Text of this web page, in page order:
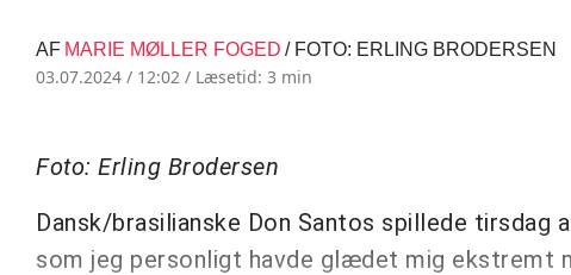
AF MARIE MØLLER FOGED / FOTO: ERLING BRODERSEN
03.07.2024 / 12:02 / Læsetid: 3 min
Foto: Erling Brodersen
Dansk/brasilianske Don Santos spillede tirsdag
som jeg personligt havde glædet mig ekstremt